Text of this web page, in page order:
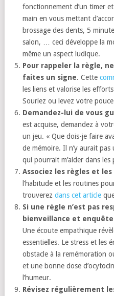
fonctionnement d’un timer
main en vous mettant
brossage des dents, 5
salon, … ceci développe la
même un aspect ludique.
Pour rappeler la règle,
faites un signe. Cette
les liens et valorise les
Souriez ou levez votre
Demandez-lui de vous
est acquise, demandez à
un jeu. « Que dois-je faire
de mémoire. Il n’y aurait
qui pourrait m’aider dans les
Associez les règles et
l’habitude et les routines
trouverezdans cet article
Si une règle n’est pas
bienveillance et
Une écoute empathique
essentielles. Le stress et les
obstacle à la remémoration
et une bonne dose
l’humeur.
Révisez régulièrement